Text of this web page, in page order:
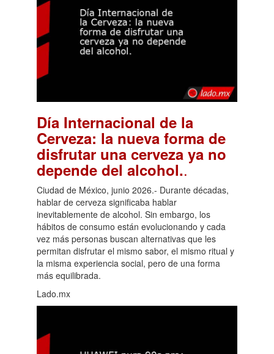
Día Internacional de la
Cerveza: la nueva forma de
disfrutar una cerveza ya no
depende del alcohol..
Ciudad de México, junio 2026.- Durante décadas,
hablar de cerveza significaba hablar
inevitablemente de alcohol. Sin embargo, los
hábitos de consumo están evolucionando y cada
vez más personas buscan alternativas que les
permitan disfrutar el mismo sabor, el mismo ritual y
la misma experiencia social, pero de una forma
más equilibrada.
Lado.mx